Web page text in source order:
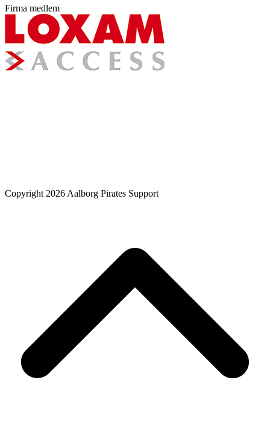
Firma medlem
Copyright 2026 Aalborg Pirates Support